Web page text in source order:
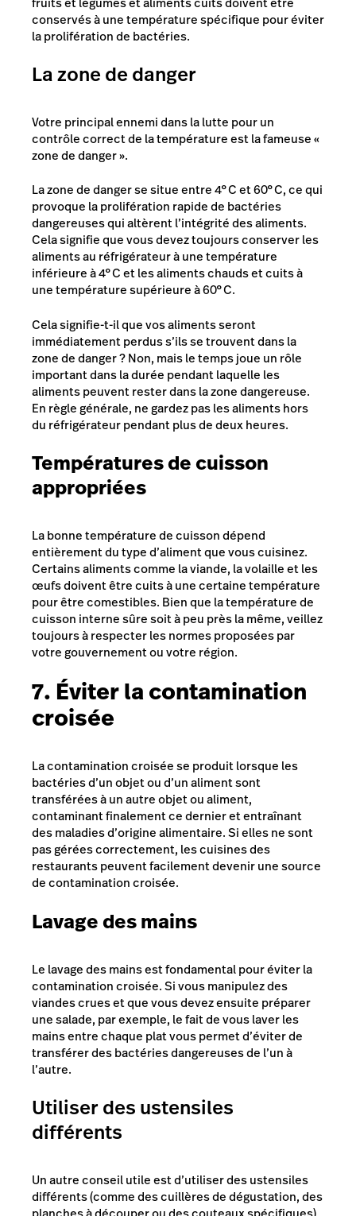
conservés à une température spécifique pour éviter
la prolifération de bactéries.
La zone de danger
Votre principal ennemi dans la lutte pour un
contrôle correct de la température est la fameuse «
zone de danger ».
La zone de danger se situe entre4°C et 60°C, ce qui
provoque la prolifération rapide de bactéries
dangereuses qui altèrent l’intégrité des aliments.
Cela signifie que vous devez toujours conserver les
aliments au réfrigérateur à une température
inférieure à 4°C et les aliments chauds et cuits à
une température supérieure à 60°C.
Cela signifie-t-il que vos aliments seront
immédiatement perdus s’ils se trouvent dans la
zone de danger ? Non, mais le temps joue un rôle
important dans la durée pendant laquelle les
aliments peuvent rester dans la zone dangereuse.
En règle générale, ne gardez pas les aliments hors
du réfrigérateur pendant plus de deux heures.
Températures de cuisson
appropriées
La bonne température de cuisson dépend
entièrement du type d’aliment que vous cuisinez.
Certains aliments comme la viande, la volaille et les
œufs doivent être cuits à une certaine température
pour être comestibles. Bien que la température de
cuisson interne sûre soit à peu près la même, veillez
toujours à respecter les normes proposées par
votre gouvernement ou votre région.
7. Éviter la contamination
croisée
La contamination croisée se produit lorsque les
bactéries d’un objet ou d’un aliment sont
transférées à un autre objet ou aliment,
contaminant finalement ce dernier et entraînant
des maladies d’origine alimentaire. Si elles ne sont
pas gérées correctement, les cuisines des
restaurants peuvent facilement devenir une source
de contamination croisée.
Lavage des mains
Le lavage des mains est fondamental pour éviter la
contamination croisée. Si vous manipulez des
viandes crues et que vous devez ensuite préparer
une salade, par exemple, le fait de vous laver les
mains entre chaque plat vous permet d’éviter de
transférer des bactéries dangereuses de l’un à
l’autre.
Utiliser des ustensiles
différents
Un autre conseil utile est d’utiliser des ustensiles
différents (comme des cuillères de dégustation, des